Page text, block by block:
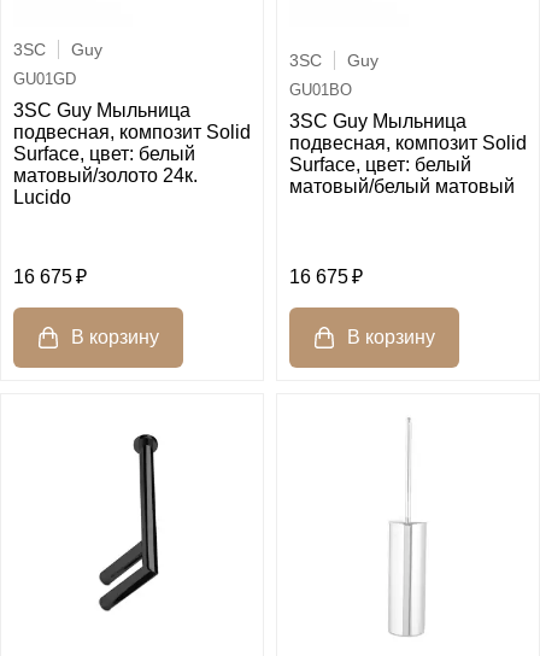
3SC Guy
GU01GD
3SC Guy Мыльница
подвесная, композит Solid
Surface, цвет: белый
матовый/золото 24к.
Lucido
16 675
3SC Guy
GU01BO
3SC Guy Мыльница
подвесная, композит Solid
Surface, цвет: белый
матовый/белый матовый
16 675